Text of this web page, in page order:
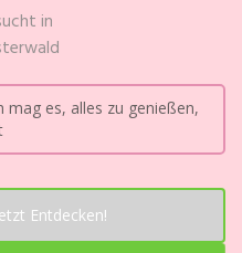
in
mag es, alles zu genießen,
Entdecken!